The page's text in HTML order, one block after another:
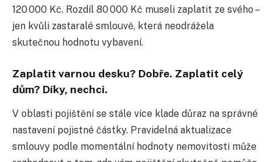
120 000 Kč. Rozdíl 80 000 Kč museli zaplatit ze svého –
jen kvůli zastaralé smlouvě, která neodrážela
skutečnou hodnotu vybavení.
Zaplatit varnou desku? Dobře. Zaplatit celý
dům? Díky, nechci.
V oblasti pojištění se stále více klade důraz na správné
nastavení pojistné částky. Pravidelná aktualizace
smlouvy podle momentální hodnoty nemovitosti může